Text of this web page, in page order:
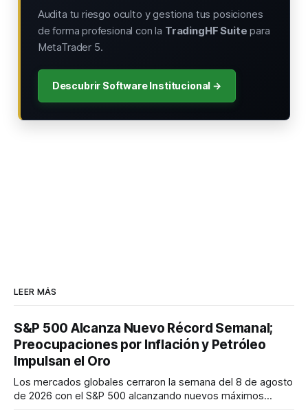
Audita tu riesgo oculto y gestiona tus posiciones
de forma profesional con la TradingHF Suite para
MetaTrader 5.
Descubrir Software Institucional →
LEER MÁS
S&P 500 Alcanza Nuevo Récord Semanal;
Preocupaciones por Inflación y Petróleo
Impulsan el Oro
Los mercados globales cerraron la semana del 8 de agosto
de 2026 con el S&P 500 alcanzando nuevos máximos